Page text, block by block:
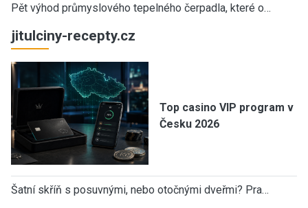
Pět výhod průmyslového tepelného čerpadla, které o…
jitulciny-recepty.cz
Top casino VIP program v
Česku 2026
Šatní skříň s posuvnými, nebo otočnými dveřmi? Pra…